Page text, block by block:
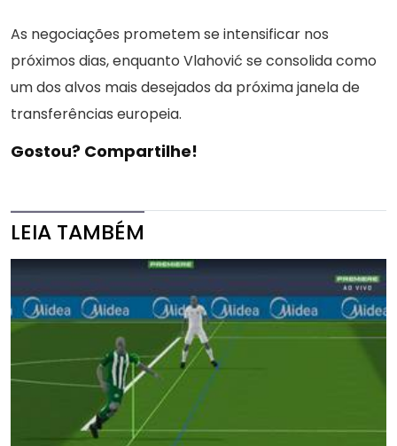
As negociações prometem se intensificar nos
próximos dias, enquanto Vlahović se consolida como
um dos alvos mais desejados da próxima janela de
transferências europeia.
Gostou? Compartilhe!
LEIA TAMBÉM